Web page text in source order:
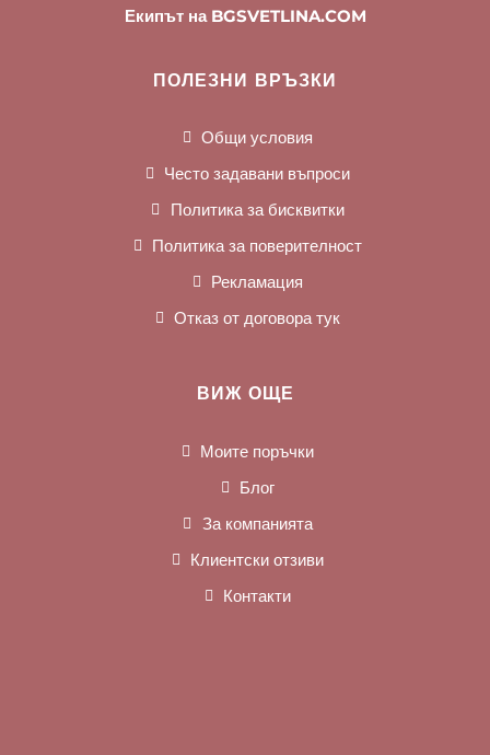
Екипът на BGSVETLINA.COM
ПОЛЕЗНИ ВРЪЗКИ
Общи условия
Често задавани въпроси
Политика за бисквитки
Политика за поверителност
Рекламация
Отказ от договора тук
ВИЖ ОЩЕ
Моите поръчки
Блог
За компанията
Клиентски отзиви
Контакти